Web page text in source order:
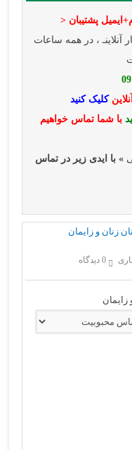
پشتیبان <
، در همه ساعات
کلیک کنید
با شما تماس خواهیم
» با ایدی زیر در تماس
زنان و زایمان
0 دیدگاه
زایمان